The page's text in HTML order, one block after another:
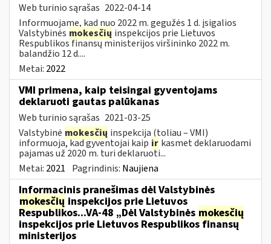
Web turinio sąrašas 2022-04-14
Informuojame, kad nuo 2022 m. gegužės 1 d. įsigalios
Valstybinės mokesčių inspekcijos prie Lietuvos
Respublikos finansų ministerijos viršininko 2022 m.
balandžio 12 d....
Metai: 2022
VMI primena, kaip teisingai gyventojams
deklaruoti gautas palūkanas
Web turinio sąrašas 2021-03-25
Valstybinė mokesčių inspekcija (toliau – VMI)
informuoja, kad gyventojai kaip ir kasmet deklaruodami
pajamas už 2020 m. turi deklaruoti...
Metai: 2021 Pagrindinis: Naujiena
Informacinis pranešimas dėl Valstybinės
mokesčių inspekcijos prie Lietuvos
Respublikos...VA-48 „Dėl Valstybinės mokesčių
inspekcijos prie Lietuvos Respublikos finansų
ministerijos